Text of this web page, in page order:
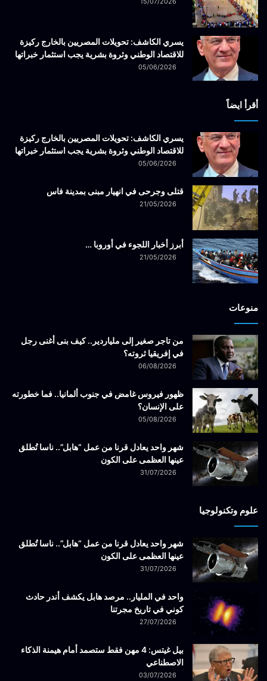
يسري الكاشف: تحويلات المصريين بالخارج ركيزة
للاقتصاد الوطني وثروة بشرية يجب استثمار خبراتها
05/06/2026
أقرأ ايضاً
يسري الكاشف: تحويلات المصريين بالخارج ركيزة
للاقتصاد الوطني وثروة بشرية يجب استثمار خبراتها
05/06/2026
قتلى وجرحى في انهيار مبنى بمدينة فاس
21/05/2026
أبرز أخبار اللجوء في أوروبا …
21/05/2026
منوعات
من تاجر صغير إلى ملياردير.. كيف بنى أغنى رجل
في إفريقيا ثروته؟
06/08/2026
ظهور فيروس غامض في جنوب ألمانيا.. فما خطورته
على الإنسان؟
05/08/2026
شهر واحد يعادل قرنا من عمل “هابل”.. ناسا تُطلق
عينها العظمى على الكون
31/07/2026
علوم وتكنولوجيا
شهر واحد يعادل قرنا من عمل “هابل”.. ناسا تُطلق
عينها العظمى على الكون
31/07/2026
واحد في المليار.. مرصد هابل يكشف أندر حادث
كوني في تاريخ مجرتنا
27/07/2026
بيل غيتس: 4 مهن فقط ستصمد أمام هيمنة الذكاء
الاصطناعي
03/07/2026